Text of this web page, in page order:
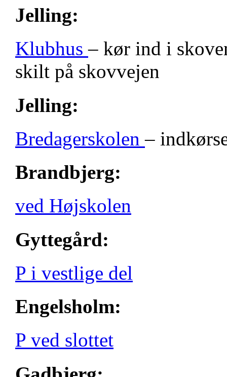
Jelling:
Klubhus– kør ind i
skilt på skovvejen
Jelling:
Bredagerskolen–
Brandbjerg:
ved Højskolen
Gyttegård:
P i vestlige del
Engelsholm:
P ved slottet